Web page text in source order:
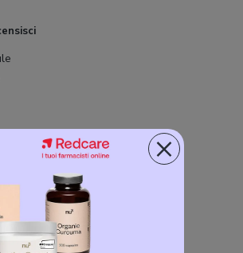
OGM e fertilizzanti
×